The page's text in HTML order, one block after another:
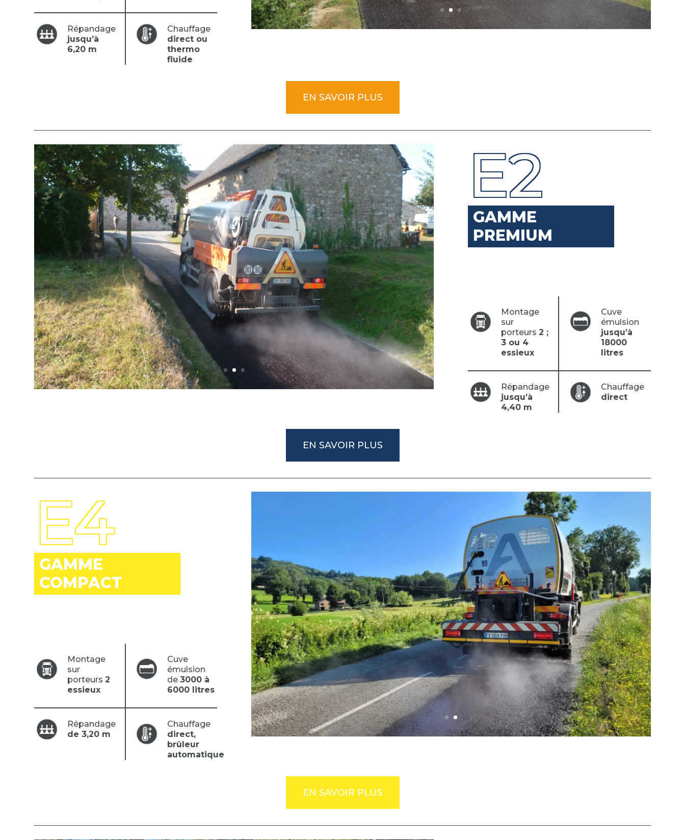
Répandage
jusqu’à
6,20 m
Chauffage
direct ou
thermo
fluide
EN SAVOIR PLUS
E2
GAMME
PREMIUM
Montage
sur
porteurs2 ;
3 ou 4
essieux
Cuve
émulsion
jusqu’à
18000
litres
Répandage
jusqu’à
4,40 m
Chauffage
direct
EN SAVOIR PLUS
E4
GAMME
COMPACT
Montage
sur
porteurs2
essieux
Cuve
émulsion
de 3000 à
6000 litres
Répandage
de 3,20 m
Chauffage
direct,
brûleur
automatique
EN SAVOIR PLUS